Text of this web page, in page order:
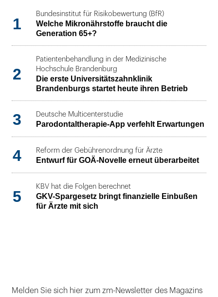
1
Bundesinstitut für Risikobewertung (BfR)
Welche Mikronährstoffe braucht die
Generation 65+?
2
Patientenbehandlung in der Medizinische
Hochschule Brandenburg
Die erste Universitätszahnklinik
Brandenburgs startet heute ihren Betrieb
3 Deutsche Multicenterstudie
Parodontaltherapie-App verfehlt Erwartungen
4 Reform der Gebührenordnung für Ärzte
Entwurf für GOÄ-Novelle erneut überarbeitet
5
KBV hat die Folgen berechnet
GKV-Spargesetz bringt finanzielle Einbußen
für Ärzte mit sich
Melden Sie sich hier zum zm-Newsletter des Magazins